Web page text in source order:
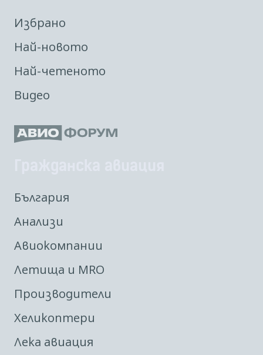
Избрано
Най-новото
Най-четеното
Видео
България
Анализи
Авиокомпании
Летища и MRO
Производители
Хеликоптери
Лека авиация